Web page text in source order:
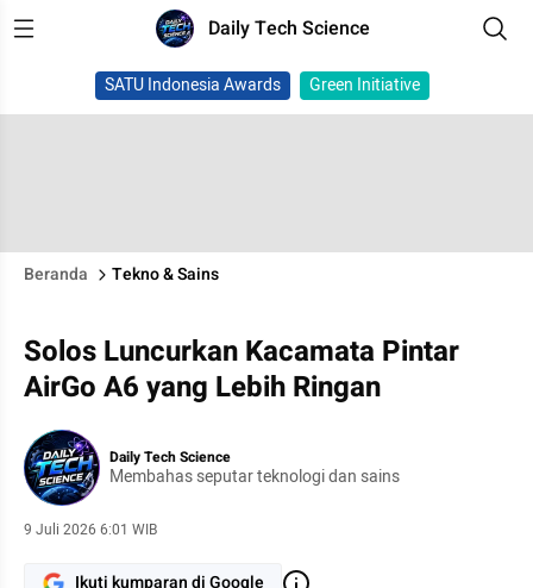
Daily Tech Science
SATU Indonesia Awards Green Initiative
Beranda Tekno & Sains
Solos Luncurkan Kacamata Pintar
AirGo A6 yang Lebih Ringan
Daily Tech Science
Membahas seputar teknologi dan sains
9 Juli 2026 6:01 WIB
Ikuti kumparan di Google